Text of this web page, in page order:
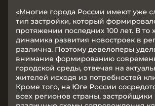
«Многие города России имеют уже
тип застройки, который
протяжении последних 100 лет. В то
динамика развития новостроек в
различна. Поэтому девелоперы
внимание формированию
городской среды, отвечая на
жителей исходя из потребностей
Кроме того, на Юге России
всех регионов страны,